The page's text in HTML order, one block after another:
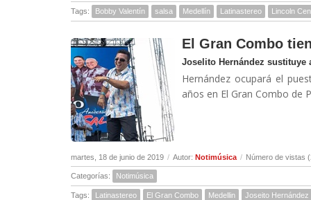
Tags: Bobby Valentín salsa Medellín Latinastereo Lincoln
El Gran Combo
Joselito Hernández sustituye
Hernández ocupará el
años en El Gran Combo de
martes, 18 de junio de 2019 / Autor: Notimúsica / Número de vistas
Categorías: Notimúsica
Tags: Latinastereo El Gran Combo Medellin Joseito Hernández